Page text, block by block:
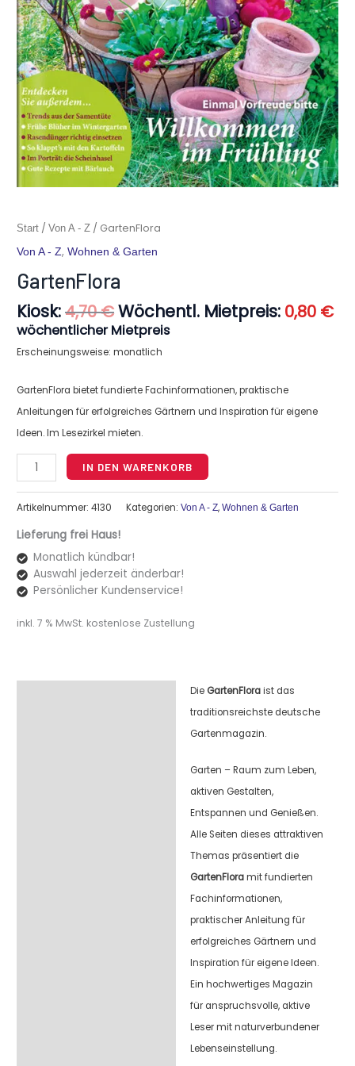
Start /Von A - Z / GartenFlora
Von A - Z,Wohnen & Garten
GartenFlora
Kiosk:4,70€
Ursprünglicher
Preis
war:
4,70 €
Wöchentl. Mietpreis: 0,80 €
wöchentlicher Mietpreis
Erscheinungsweise: monatlich
GartenFlora bietet fundierte Fachinformationen, praktische
Anleitungen für erfolgreiches Gärtnern und Inspiration für eigene
Ideen. Im Lesezirkel mieten.
GartenFlora
Menge
IN DEN WARENKORB
Artikelnummer:4130 Kategorien:Von A - Z,Wohnen & Garten
Lieferung frei Haus!
Monatlich kündbar!
Auswahl jederzeit änderbar!
Persönlicher Kundenservice!
inkl. 7 % MwSt. kostenlose Zustellung
Die GartenFloraist das
traditionsreichste deutsche
Gartenmagazin.
Garten – Raum zum Leben,
aktiven Gestalten,
Entspannen und Genießen.
Alle Seiten dieses attraktiven
Themas präsentiert die
GartenFloramit fundierten
Fachinformationen,
praktischer Anleitung für
erfolgreiches Gärtnern und
Inspiration für eigene Ideen.
Ein hochwertiges Magazin
für anspruchsvolle, aktive
Leser mit naturverbundener
Lebenseinstellung.